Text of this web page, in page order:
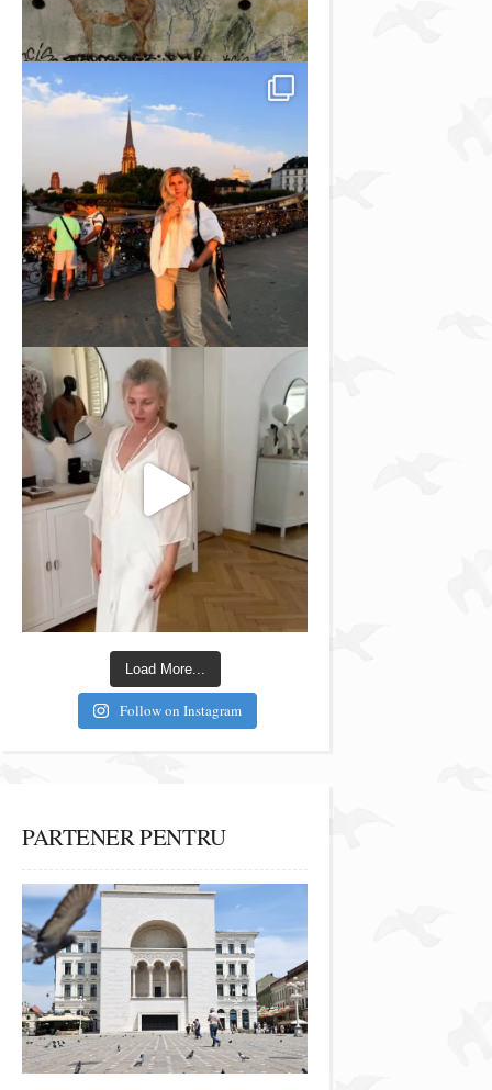
Load More...
Follow on Instagram
PARTENER PENTRU